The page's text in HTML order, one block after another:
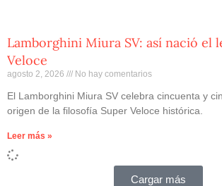
Lamborghini Miura SV: así nació el
Veloce
agosto 2, 2026 No hay comentarios
El Lamborghini Miura SV celebra cincuenta y
origen de la filosofía Super Veloce histórica.
Leer más »
Cargar más